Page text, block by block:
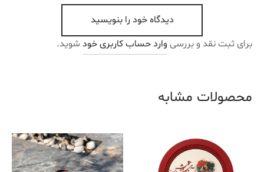
دیدگاه خود را بنویسید
برای ثبت نقد و بررسی وارد حساب کاربری خود شوید.
محصولات مشابه